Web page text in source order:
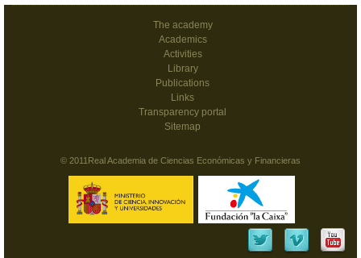
The academy
Academics
Activities
Library
Publications
Links
Transparency portal
Sitemap
© 2011Real Academia de Ciencias Económicas y Financieras